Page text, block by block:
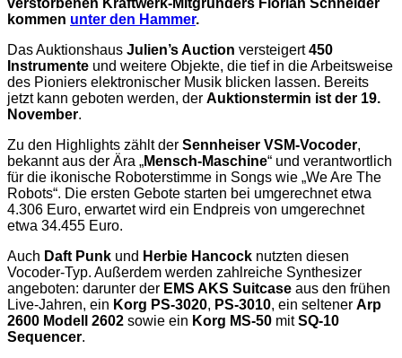
kommen unter den Hammer.
Das Auktionshaus Julien’s Auction versteigert450
Instrumente und weitere Objekte, die tief in die Arbeitsweise
des Pioniers elektronischer Musik blicken lassen. Bereits
jetzt kann geboten werden, der Auktionstermin ist der 19.
November.
Zu den Highlights zählt der Sennheiser VSM-Vocoder,
bekannt aus der Ära „Mensch-Maschine“ und verantwortlich
für die ikonische Roboterstimme in Songs wie „We Are The
Robots“. Die ersten Gebote starten bei umgerechnet etwa
4.306 Euro, erwartet wird ein Endpreis von umgerechnet
etwa 34.455 Euro.
Auch Daft Punk und Herbie Hancock nutzten diesen
Vocoder-Typ. Außerdem werden zahlreiche Synthesizer
angeboten: darunter der EMS AKS Suitcase aus den frühen
Live-Jahren, ein Korg PS-3020, PS-3010, ein seltener Arp
2600 Modell 2602 sowie ein Korg MS-50 mitSQ-10
Sequencer.